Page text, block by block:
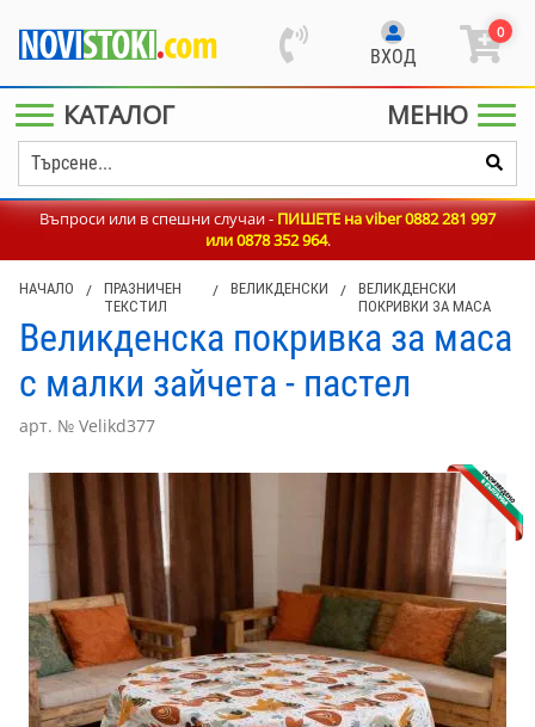
ВХОД
0
КАТАЛОГ МЕНЮ
Въпроси или в спешни случаи -ПИШЕТЕ на viber 0882 281 997
или0878 352 964.
НАЧАЛО /
ПРАЗНИЧЕН
ТЕКСТИЛ
/ ВЕЛИКДЕНСКИ /
ВЕЛИКДЕНСКИ
ПОКРИВКИ ЗА МАСА
Великденска покривка за маса
с малки зайчета - пастел
арт. № Velikd377